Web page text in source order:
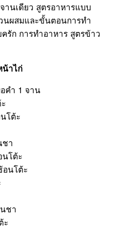
านเดียว สูตรอาหารแบบ
นผสมและขั้นตอนการทำ
ครัก การทำอาหาร สูตรข้าว
าไก่
คำ 1 จาน
โต้ะ
า
นโต้ะ
อนโต้ะ
ชา
ะ